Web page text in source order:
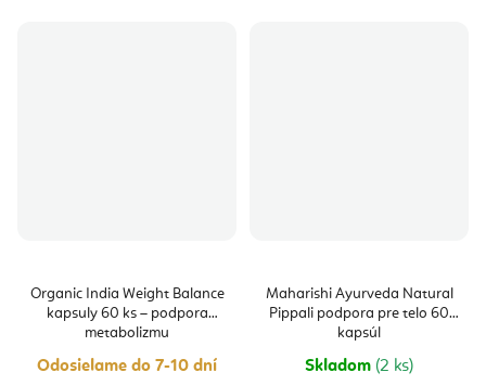
Organic India Weight Balance
kapsuly 60 ks – podpora
metabolizmu
Odosielame do 7-10 dní
Maharishi Ayurveda Natural
Pippali podpora pre telo 60
kapsúl
Skladom (2 ks)